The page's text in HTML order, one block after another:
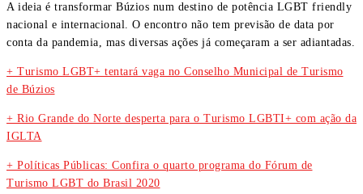
A ideia é transformar Búzios num destino de potência LGBT friendly
nacional e internacional. O encontro não tem previsão de data por
conta da pandemia, mas diversas ações já começaram a ser adiantadas.
+ Turismo LGBT+ tentará vaga no Conselho Municipal de Turismo
de Búzios
+ Rio Grande do Norte desperta para o Turismo LGBTI+ com ação da
IGLTA
+ Políticas Públicas: Confira o quarto programa do Fórum de
Turismo LGBT do Brasil 2020